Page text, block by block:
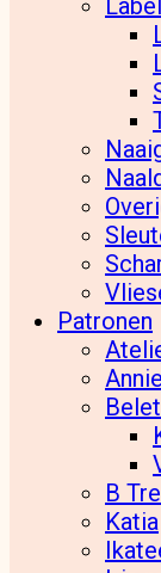
Patronen
B
Katia